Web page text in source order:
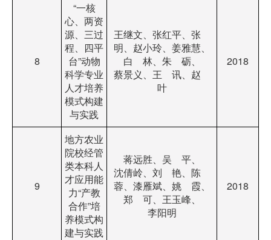
8
“一核
心、两资
源、三过
程、四平
台”动物
科学专业
人才培养
模式构建
与实践
王继文、张红平、张
明、赵小玲、姜雅慧、
白 林、朱 砺、
蔡景义、王 讯、赵
叶
2018
9
地方农业
院校经管
类本科人
才应用能
力“产教
合作”培
养模式构
建与实践
蒋远胜、吴 平、
沈倩岭、刘 艳、陈
蓉、漆雁斌、姚 霞、
郑 可、王玉峰、
李阳明
2018